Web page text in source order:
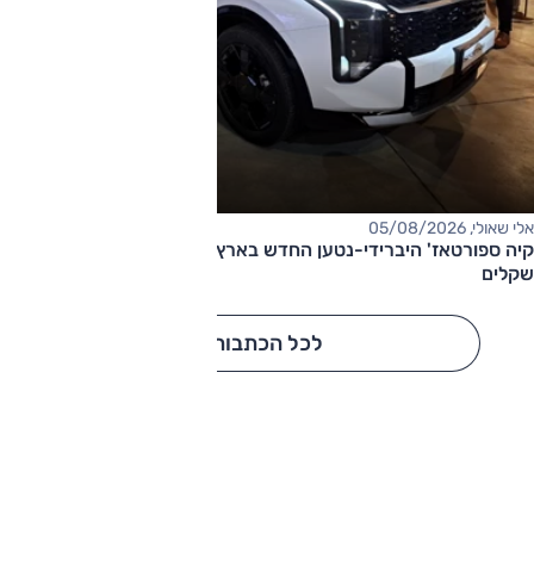
אלי שאולי, 05/08/2026
שקלים
לכל הכתבות